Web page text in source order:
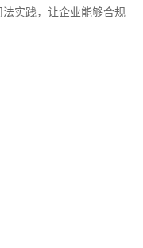
实践，让企业能够合规